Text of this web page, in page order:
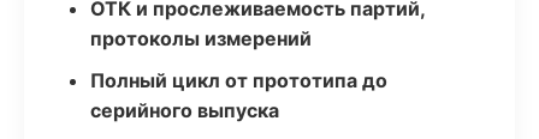
ОТК и прослеживаемость партий,
протоколы измерений
Полный цикл от прототипа до
серийного выпуска